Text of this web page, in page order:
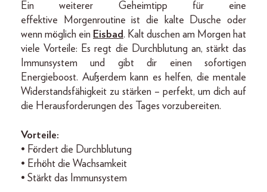
Ein weiterer Geheimtipp für eine
effektive Morgenroutine ist die kalte Dusche oder
wenn möglich ein Eisbad. Kalt duschen am Morgen hat
viele Vorteile: Es regt die Durchblutung an, stärkt das
Immunsystem und gibt dir einen sofortigen
Energieboost. Außerdem kann es helfen, die mentale
Widerstandsfähigkeit zu stärken – perfekt, um dich auf
die Herausforderungen des Tages vorzubereiten.
Vorteile:
• Fördert die Durchblutung
• Erhöht die Wachsamkeit
• Stärkt das Immunsystem